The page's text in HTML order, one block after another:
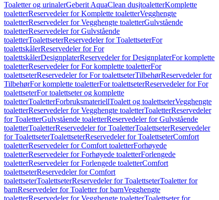
Toaletter og urinalerGeberit AquaClean dusjtoaletterKomplette
toaletterReservedeler for Komplette toaletterVegghengte
toaletterReservedeler for Vegghengte toaletterGulvstående
toaletterReservedeler for Gulvstående
toaletterToalettseterReservedeler for ToalettseterFor
toalettskålerReservedeler for For
toalettskålerDesignplaterReservedeler for DesignplaterFor komplette
toaletterReservedeler for For komplette toaletterFor
toalettseterReservedeler for For toalettseterTilbehørReservedeler for
TilbehørFor komplette toaletterFor toalettseterReservedeler for For
toalettseterFor toalettseter og komplette
toaletterToaletterForbruksmateriellToalett og toalettseterVegghengte
toaletterReservedeler for Vegghengte toaletterToaletterReservedeler
for ToaletterGulvstående toaletterReservedeler for Gulvstående
toaletterToaletterReservedeler for ToaletterToalettseterReservedeler
for ToalettseterToalettseterReservedeler for ToalettseterComfort
toaletterReservedeler for Comfort toaletterForhøyede
toaletterReservedeler for Forhøyede toaletterForlengede
toaletterReservedeler for Forlengede toaletterComfort
toalettseterReservedeler for Comfort
toalettseterToalettseterReservedeler for ToalettseterToaletter for
barnReservedeler for Toaletter for barnVegghengte
toaletterReservedeler for Vegghengte toaletterToalettseter for